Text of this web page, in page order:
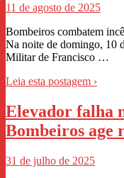
11 de agosto de 2025
Bombeiros combatem
Na noite de domingo, 10
Militar de Francisco …
Leia esta postagem ›
Elevador falha
Bombeiros age
31 de julho de 2025